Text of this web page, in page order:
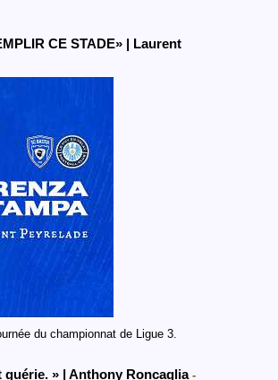
CE STADE» | Laurent
du championnat de Ligue 3.
guérie. » | Anthony Roncaglia -